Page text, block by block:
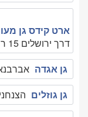
ארט קידס גן
דרך ירושלים 15 רחובות , 0545866968
גן אגדה אברבנאל 17 רחובות ,
גן גוזלים הצנחנים 2 א' רחובות ,